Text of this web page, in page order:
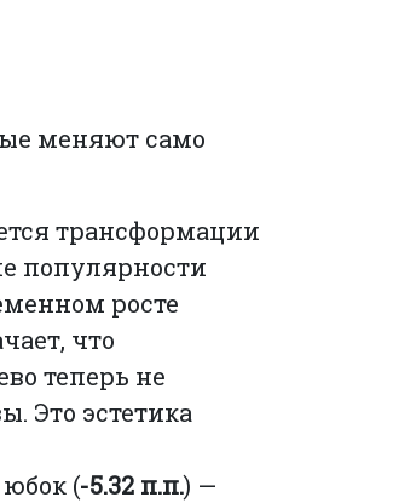
меняют само
трансформации
популярности
росте
что
теперь не
Это эстетика
(-5.32 п.п.) —